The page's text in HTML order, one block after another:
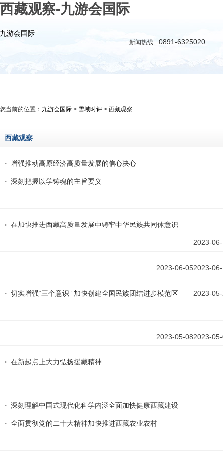
西藏观察-九游会国际
九游会国际
新闻热线 0891-6325020
您当前的位置： 九游会国际 > 雪域时评 > 西藏观察
西藏观察
增强推动高原经济高质量发展的信心决心
深刻把握以学铸魂的主旨要义
在加快推进西藏高质量发展中铸牢中华民族共同体意识
2023-
2023-
2023-06-05
切实增强“三个意识” 加快创建全国民族团结进步模范区 2023-
2023-
2023-05-08
在新起点上大力弘扬援藏精神
深刻理解中国式现代化科学内涵全面加快健康西藏建设
全面贯彻党的二十大精神加快推进西藏农业农村